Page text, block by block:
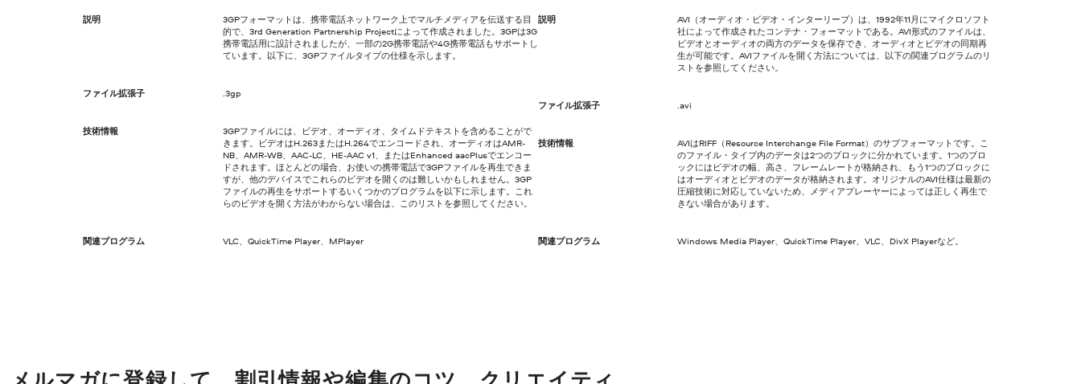
説明
3GPフォーマットは、携帯電話ネットワーク上でマルチメディアを伝送する目
的で、3rd Generation Partnership Projectによって作成されました。3GPは3G
携帯電話用に設計されましたが、一部の2G携帯電話や4G携帯電話もサポートし
ています。以下に、3GPファイルタイプの仕様を示します。
ファイル拡張子 .3gp
技術情報
3GPファイルには、ビデオ、オーディオ、タイムドテキストを含めることがで
きます。ビデオはH.263またはH.264でエンコードされ、オーディオはAMR-
NB、AMR-WB、AAC-LC、HE-AAC v1、またはEnhanced aacPlusでエンコー
ドされます。ほとんどの場合、お使いの携帯電話で3GPファイルを再生できま
すが、他のデバイスでこれらのビデオを開くのは難しいかもしれません。3GP
ファイルの再生をサポートするいくつかのプログラムを以下に示します。これ
らのビデオを開く方法がわからない場合は、このリストを参照してください。
関連プログラム VLC、QuickTime Player、MPlayer
説明
AVI（オーディオ・ビデオ・インターリーブ）は、1992年11月にマイクロソフト
社によって作成されたコンテナ・フォーマットである。AVI形式のファイルは、
ビデオとオーディオの両方のデータを保存でき、オーディオとビデオの同期再
生が可能です。AVIファイルを開く方法については、以下の関連プログラムのリ
ストを参照してください。
ファイル拡張子 .avi
技術情報
AVIはRIFF（Resource Interchange File Format）のサブフォーマットです。こ
のファイル・タイプ内のデータは2つのブロックに分かれています。1つのブロ
ックにはビデオの幅、高さ、フレームレートが格納され、もう1つのブロックに
はオーディオとビデオのデータが格納されます。オリジナルのAVI仕様は最新の
圧縮技術に対応していないため、メディアプレーヤーによっては正しく再生で
きない場合があります。
関連プログラム Windows Media Player、QuickTime Player、VLC、DivX Playerなど。